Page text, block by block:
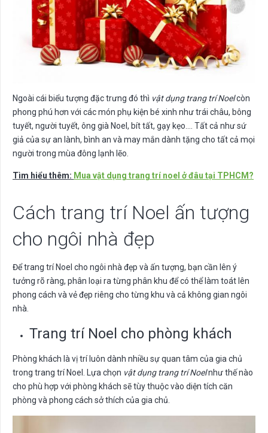
Ngoài cái biểu tượng đặc trưng đó thì vật dụng trang trí Noelcòn
phong phú hơn với các món phụ kiện bé xinh như trái châu, bông
tuyết, người tuyết, ông già Noel, bít tất, gạy kẹo…. Tất cả như sứ
giả của sự an lành, bình an và may mắn dành tặng cho tất cả mọi
người trong mùa đông lạnh lẽo.
Tìm hiểu thêm: Mua vật dụng trang trí noel ở đâu tại TPHCM?
Cách trang trí Noel ấn tượng
cho ngôi nhà đẹp
Để trang trí Noel cho ngôi nhà đẹp và ấn tượng, bạn cần lên ý
tưởng rõ ràng, phân loại ra từng phân khu để có thể làm toát lên
phong cách và vẻ đẹp riêng cho từng khu và cả không gian ngôi
nhà.
Trang trí Noel cho phòng khách
Phòng khách là vị trí luôn dành nhiều sự quan tâm của gia chủ
trong trang trí Noel. Lựa chọn vật dụng trang trí Noelnhư thế nào
cho phù hợp với phòng khách sẽ tùy thuộc vào diện tích căn
phòng và phong cách sở thích của gia chủ.